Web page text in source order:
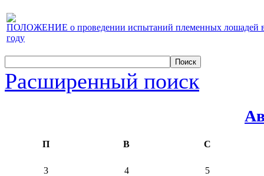
ПОЛОЖЕНИЕ о проведении испытаний племенных лошадей
году
Расширенный поиск
П В С
3 4
5